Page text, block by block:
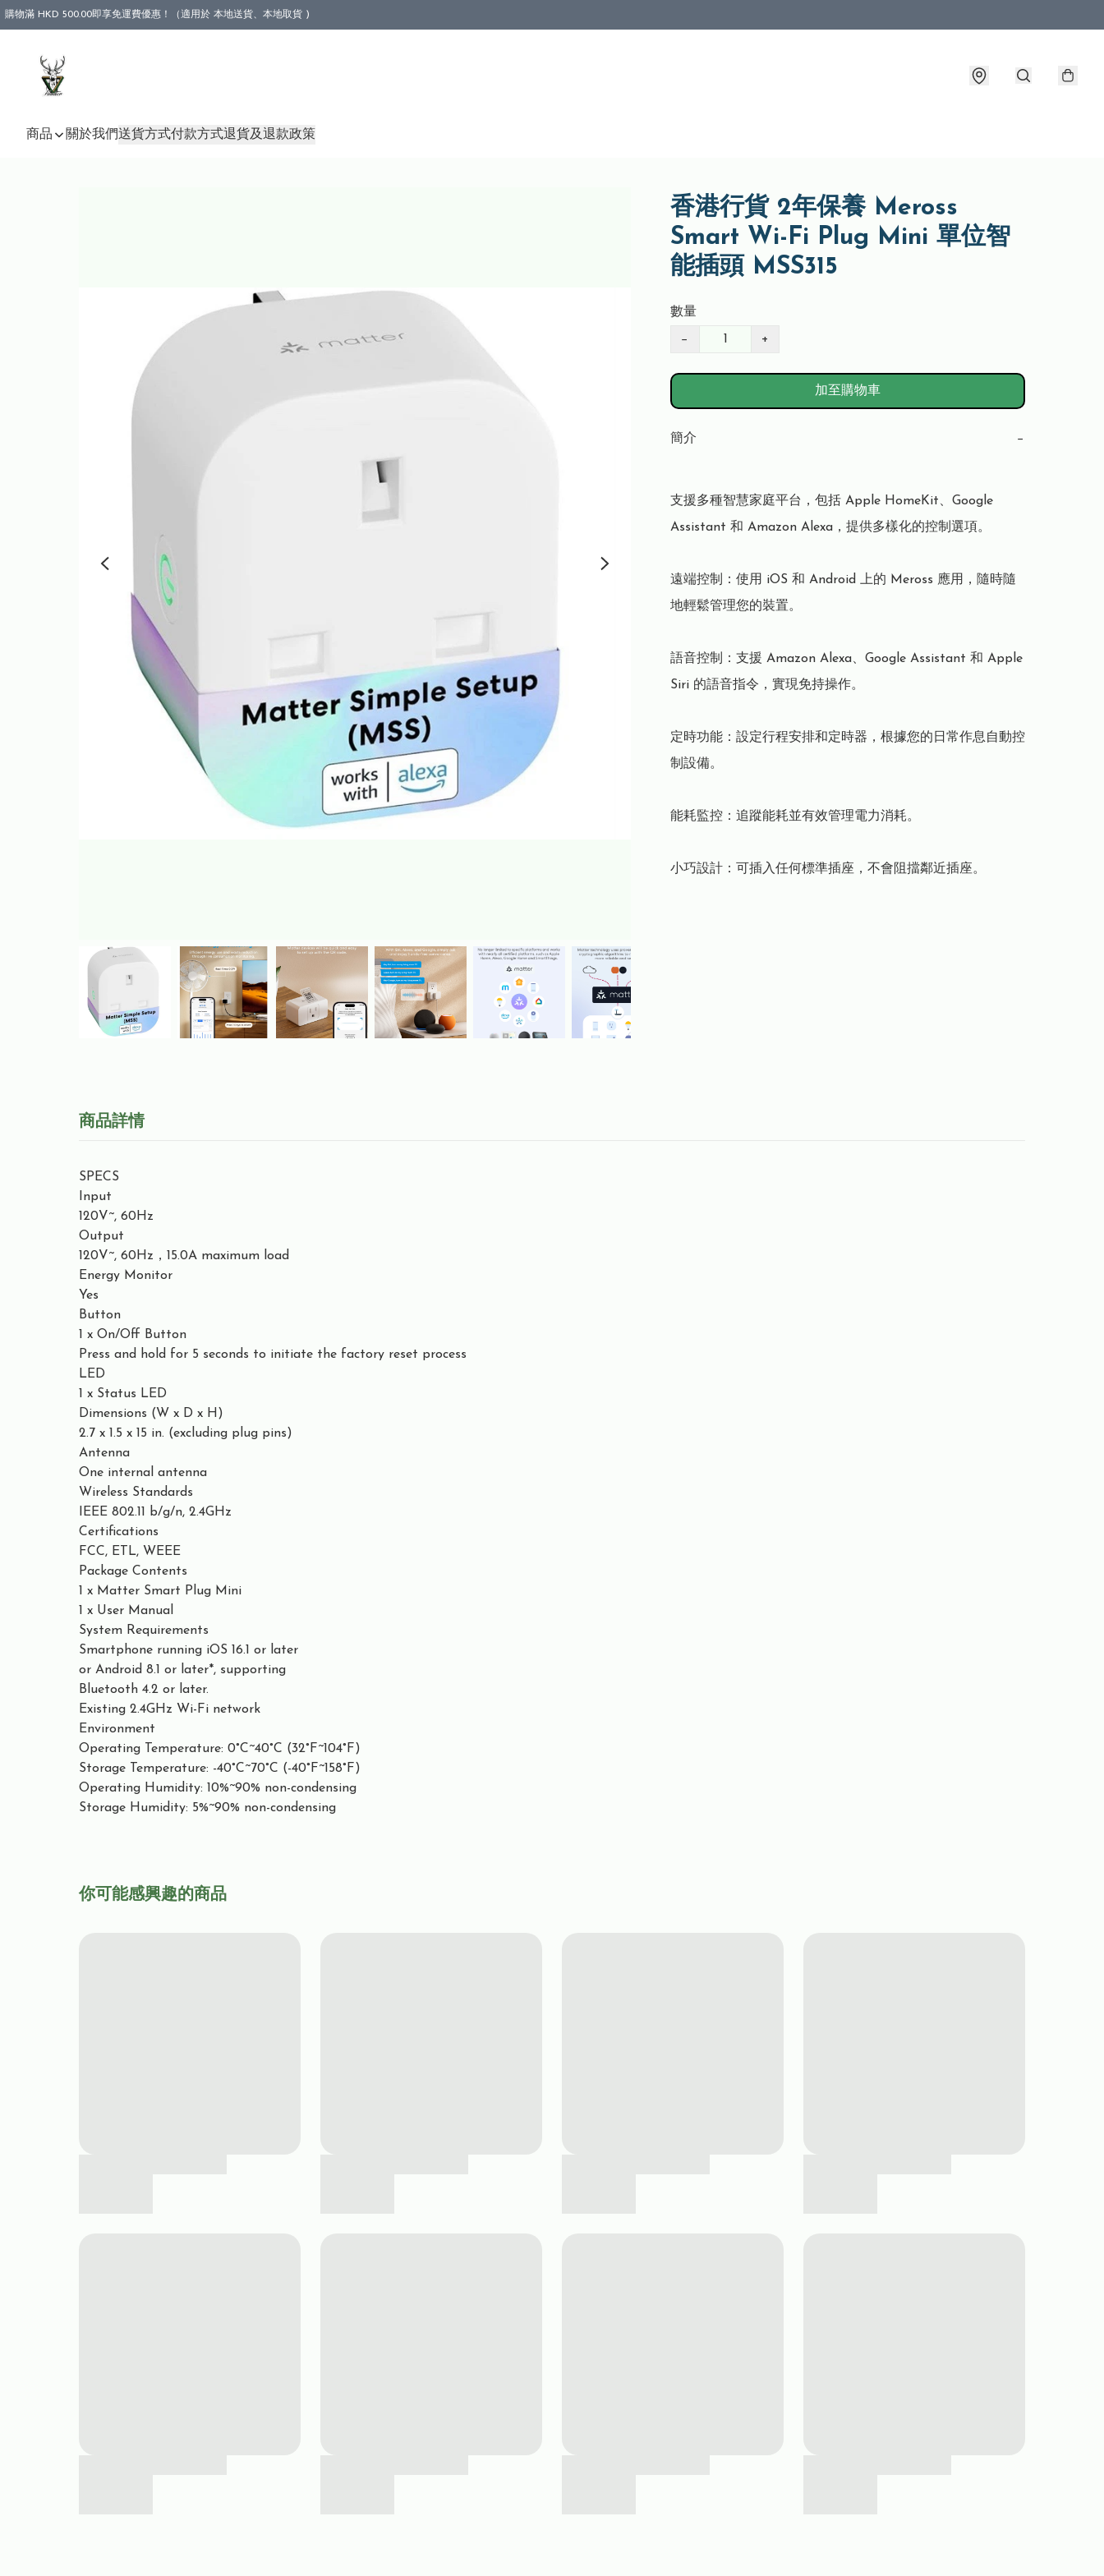
購物滿 HKD 500.00即享免運費優惠！（適用於 本地送貨、本地取貨 )
商品 關於我們送貨方式付款方式退貨及退款政策
香港行貨 2年保養 Meross
Smart Wi-Fi Plug Mini 單位智
能插頭 MSS315
數量
− +
加至購物車
簡介 −
支援多種智慧家庭平台，包括 Apple HomeKit、Google
Assistant 和 Amazon Alexa，提供多樣化的控制選項。
遠端控制：使用 iOS 和 Android 上的 Meross 應用，隨時隨
地輕鬆管理您的裝置。
語音控制：支援 Amazon Alexa、Google Assistant 和 Apple
Siri 的語音指令，實現免持操作。
定時功能：設定行程安排和定時器，根據您的日常作息自動控
制設備。
能耗監控：追蹤能耗並有效管理電力消耗。
小巧設計：可插入任何標準插座，不會阻擋鄰近插座。
商品詳情
SPECS
Input
120V~, 60Hz
Output
120V~, 60Hz，15.0A maximum load
Energy Monitor
Yes
Button
1 x On/Off Button
Press and hold for 5 seconds to initiate the factory reset process
LED
1 x Status LED
Dimensions (W x D x H)
2.7 x 1.5 x 15 in. (excluding plug pins)
Antenna
One internal antenna
Wireless Standards
IEEE 802.11 b/g/n, 2.4GHz
Certifications
FCC, ETL, WEEE
Package Contents
1 x Matter Smart Plug Mini
1 x User Manual
System Requirements
Smartphone running iOS 16.1 or later
or Android 8.1 or later*, supporting
Bluetooth 4.2 or later.
Existing 2.4GHz Wi-Fi network
Environment
Operating Temperature: 0°C~40°C (32°F~104°F)
Storage Temperature: -40°C~70°C (-40°F~158°F)
Operating Humidity: 10%~90%­ non-condensing
Storage Humidity: 5%~90%­ non-condensing
你可能感興趣的商品